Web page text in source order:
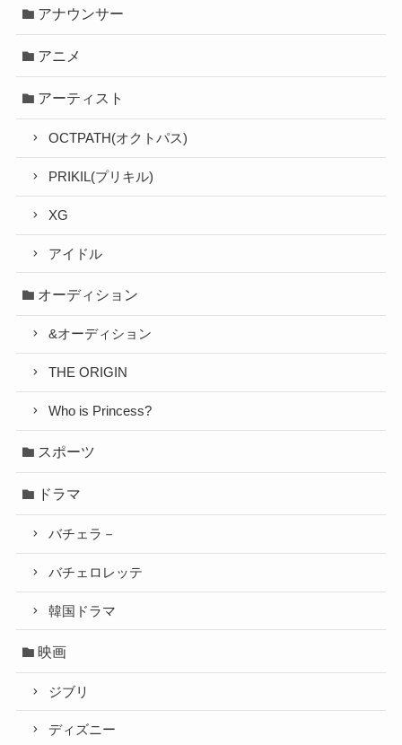
アナウンサー
アニメ
アーティスト
OCTPATH(オクトパス)
PRIKIL(プリキル)
XG
アイドル
オーディション
&オーディション
THE ORIGIN
Who is Princess?
スポーツ
ドラマ
バチェラ－
バチェロレッテ
韓国ドラマ
映画
ジブリ
ディズニー